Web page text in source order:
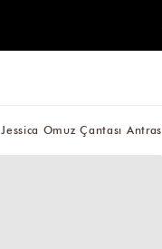
Jessica Omuz Çantası